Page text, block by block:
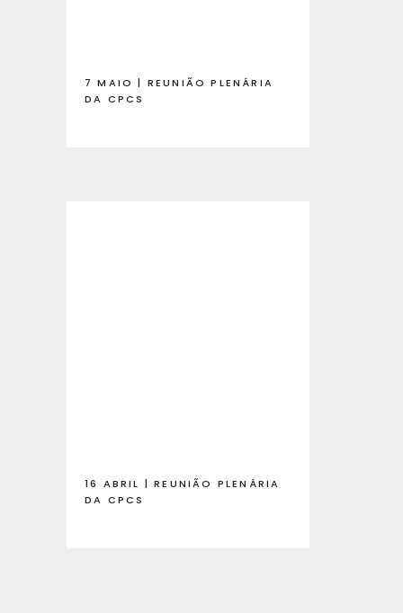
7 MAIO | REUNIÃO PLENÁRIA
DA CPCS
16 ABRIL | REUNIÃO PLENÁRIA
DA CPCS